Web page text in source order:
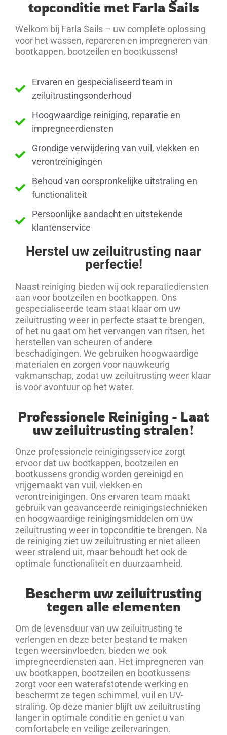
topconditie met Farla Sails
Welkom bij Farla Sails – uw complete oplossing
voor het wassen, repareren en impregneren van
bootkappen, bootzeilen en bootkussens!
Ervaren en gespecialiseerd team in
zeiluitrustingsonderhoud
Hoogwaardige reiniging, reparatie en
impregneerdiensten
Grondige verwijdering van vuil, vlekken en
verontreinigingen
Behoud van oorspronkelijke uitstraling en
functionaliteit
Persoonlijke aandacht en uitstekende
klantenservice
Herstel uw zeiluitrusting naar
perfectie!
Naast reiniging bieden wij ook reparatiediensten
aan voor bootzeilen en bootkappen. Ons
gespecialiseerde team staat klaar om uw
zeiluitrusting weer in perfecte staat te brengen,
of het nu gaat om het vervangen van ritsen, het
herstellen van scheuren of andere
beschadigingen. We gebruiken hoogwaardige
materialen en zorgen voor nauwkeurig
vakmanschap, zodat uw zeiluitrusting weer klaar
is voor avontuur op het water.
Professionele Reiniging - Laat
uw zeiluitrusting stralen!
Onze professionele reinigingsservice zorgt
ervoor dat uw bootkappen, bootzeilen en
bootkussens grondig worden gereinigd en
vrijgemaakt van vuil, vlekken en
verontreinigingen. Ons ervaren team maakt
gebruik van geavanceerde reinigingstechnieken
en hoogwaardige reinigingsmiddelen om uw
zeiluitrusting weer in topconditie te brengen. Na
de reiniging ziet uw zeiluitrusting er niet alleen
weer stralend uit, maar behoudt het ook de
optimale functionaliteit en duurzaamheid.
Bescherm uw zeiluitrusting
tegen alle elementen
Om de levensduur van uw zeiluitrusting te
verlengen en deze beter bestand te maken
tegen weersinvloeden, bieden we ook
impregneerdiensten aan. Het impregneren van
uw bootkappen, bootzeilen en bootkussens
zorgt voor een waterafstotende werking en
beschermt ze tegen schimmel, vuil en UV-
straling. Op deze manier blijft uw zeiluitrusting
langer in optimale conditie en geniet u van
comfortabele en veilige zeilervaringen.